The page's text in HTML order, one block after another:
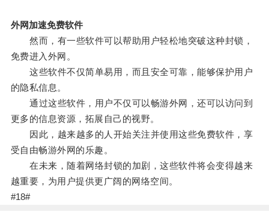
外网加速免费软件
然而，有一些软件可以帮助用户轻松地突破这种封锁，
免费进入外网。
这些软件不仅简单易用，而且安全可靠，能够保护用户
的隐私信息。
通过这些软件，用户不仅可以畅游外网，还可以访问到
更多的信息资源，拓展自己的视野。
因此，越来越多的人开始关注并使用这些免费软件，享
受自由畅游外网的乐趣。
在未来，随着网络封锁的加剧，这些软件将会变得越来
越重要，为用户提供更广阔的网络空间。
#18#